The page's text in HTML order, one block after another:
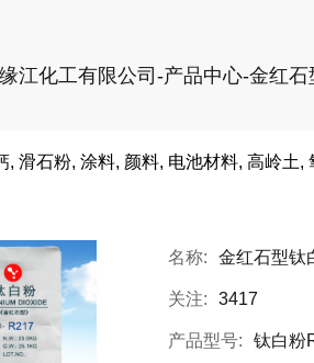
江化工有限公司-产品中心-金红
, 滑石粉, 涂料, 颜料, 电池材料, 高岭土
名称: 金红石型钛
关注: 3417
产品型号: 钛白粉